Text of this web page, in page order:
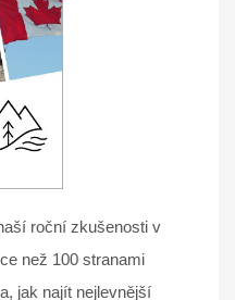
roční zkušenosti v
než 100 stranami
jak najít nejlevnější